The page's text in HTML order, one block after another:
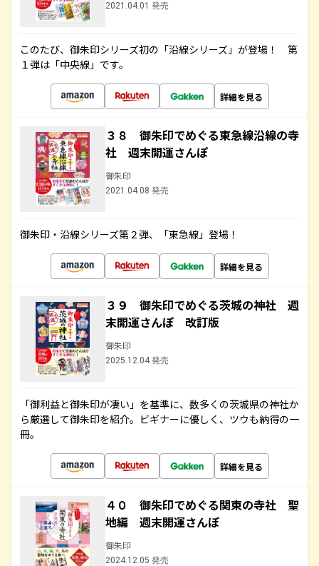
2021.04.01 発売
このたび、御朱印シリーズ初の「沿線シリーズ」が登場！ 第
１弾は「中央線」です。
詳細を見る
３８ 御朱印でめぐる東急線沿線の寺
社 週末開運さんぽ
御朱印
2021.04.08 発売
御朱印・沿線シリーズ第２弾、「東急線」登場！
詳細を見る
３９ 御朱印でめぐる茨城の神社 週
末開運さんぽ 改訂版
御朱印
2025.12.04 発売
「御利益と御朱印が凄い」を基準に、数多くの茨城県の神社か
ら厳選して御朱印を紹介。ビギナーに優しく、ツウも納得の一
冊。
詳細を見る
４０ 御朱印でめぐる関東の寺社 聖
地編 週末開運さんぽ
御朱印
2024.12.05 発売